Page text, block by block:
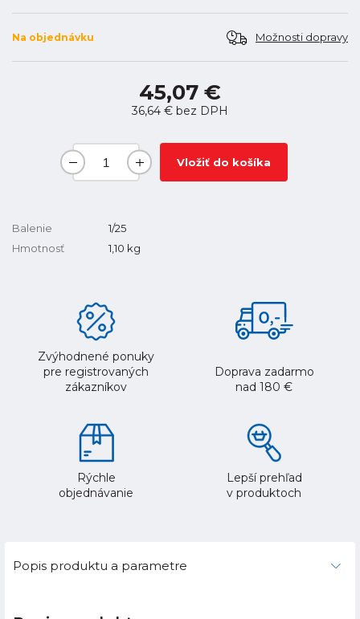
Na objednávku Možnosti dopravy
45,07 €
36,64 € bez DPH
Vložiť do košíka
Balenie
1/25
Hmotnosť
1,10 kg
Zvýhodnené ponuky
pre registrovaných
zákazníkov
Doprava zadarmo
nad 180 €
Rýchle
objednávanie
Lepší prehľad
v produktoch
Popis produktu a parametre